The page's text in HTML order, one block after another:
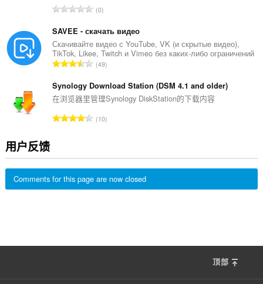
：
总
分
次
数
：
0
SAVEE - скачать видео
Скачивайте видео с YouTube, VK (и скрытые видео),
TikTok, Likee, Twitch и Vimeo без каких-либо ограничений
总
分
次
：
49
Synology Download Station (DSM 4.1 and older)
在浏览器里管理Synology DiskStation的下载内容
总
：
10
用户反馈
Comments for this page are now closed
顶部